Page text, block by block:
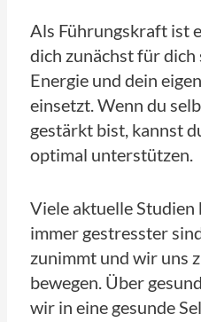
Als Führungskraft ist
dich zunächst für dich
Energie und dein
einsetzt. Wenn du
gestärkt bist, kannst
optimal unterstützen.
Viele aktuelle Studien
immer gestresster
zunimmt und wir uns
bewegen. Über
wir in eine gesunde